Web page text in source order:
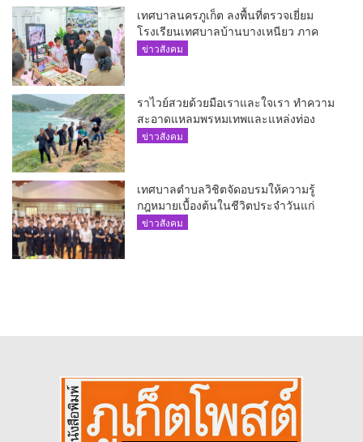
เทศบาลนครภูเก็ต ลงพื้นที่ตรวจเยี่ยม
โรงเรียนเทศบาลบ้านบางเหนียว ภาค
เรียนที่ 1
ข่าวสังคม
ราไวย์สวยด้วยมือเราและใจเรา ทำความ
สะอาดแหลมพรหมเทพและแหล่งท่อง
เที่ยว
ข่าวสังคม
เทศบาลตำบลวิชิตจัดอบรมให้ความรู้
กฎหมายเบื้องต้นในชีวิตประจำวันแก่
เยาวชน
ข่าวสังคม